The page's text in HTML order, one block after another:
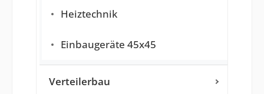
Heiztechnik
Einbaugeräte 45x45
Verteilerbau